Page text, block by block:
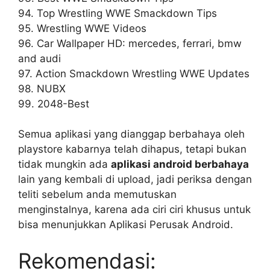
94. Top Wrestling WWE Smackdown Tips
95. Wrestling WWE Videos
96. Car Wallpaper HD: mercedes, ferrari, bmw
and audi
97. Action Smackdown Wrestling WWE Updates
98. NUBX
99. 2048-Best
Semua aplikasi yang dianggap berbahaya oleh
playstore kabarnya telah dihapus, tetapi bukan
tidak mungkin ada aplikasi android berbahaya
lain yang kembali di upload, jadi periksa dengan
teliti sebelum anda memutuskan
menginstalnya, karena ada ciri ciri khusus untuk
bisa menunjukkan Aplikasi Perusak Android.
Rekomendasi: